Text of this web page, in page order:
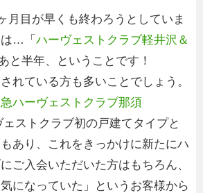
月目が早くも終わろうとしていま
…「 ハーヴェストクラブ軽井沢＆
と半年、ということです！
れている方も多いことでしょう。
ハーヴェストクラブ那須
ェストクラブ初の戸建てタイプと
あり、これをきっかけに新たにハ
ご入会いただいた方はもちろん、
気になっていた」というお客様から